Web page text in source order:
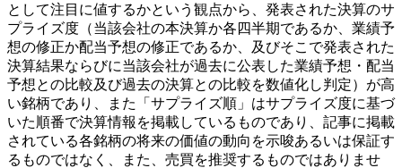
として注目に値するかという観点から、発表された決算のサ
プライズ度（当該会社の本決算か各四半期であるか、業績予
想の修正か配当予想の修正であるか、及びそこで発表された
決算結果ならびに当該会社が過去に公表した業績予想・配当
予想との比較及び過去の決算との比較を数値化し判定）が高
い銘柄であり、また「サプライズ順」はサプライズ度に基づ
いた順番で決算情報を掲載しているものであり、記事に掲載
されている各銘柄の将来の価値の動向を示唆あるいは保証す
るものではなく、また、売買を推奨するものではありませ